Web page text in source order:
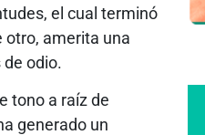
el cual terminó
otro, amerita una
odio.
tono a raíz de
generado un